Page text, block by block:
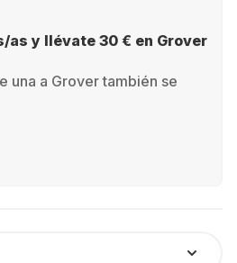
as y llévate 30 € en Grover
una a Grover también se